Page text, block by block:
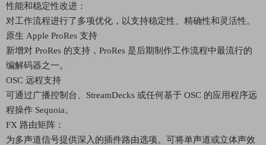
性能和稳定性改进：
对工作流程进行了多项优化，以支持稳定性、精确性和灵活性。
原生 Apple ProRes 支持
新增对 ProRes 的支持，ProRes 是后期制作工作流程中最流行的
编解码器之一。
OSC 远程支持
可通过广播控制台、StreamDecks 或任何基于 OSC 的应用程序远
程操作 Sequoia。
FX 路由矩阵：
为多声道信号提供深入的插件路由选项。可将单声道或立体声效